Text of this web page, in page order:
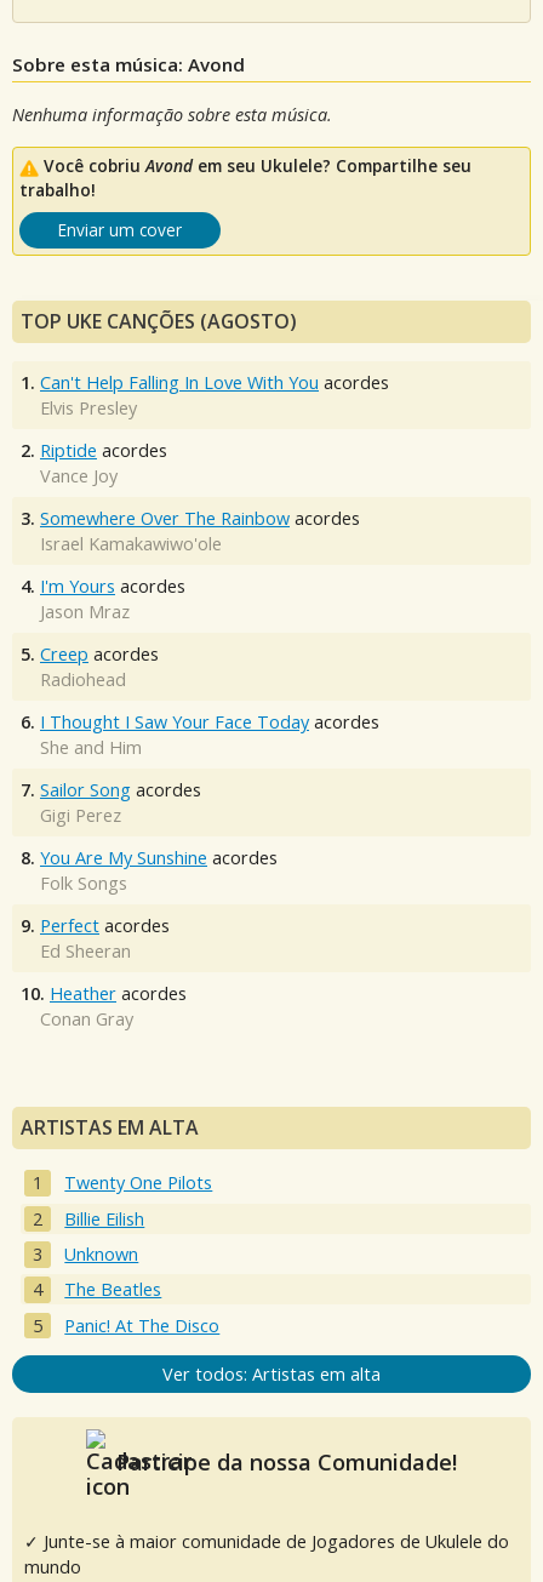
Sobre esta música: Avond
Nenhuma informação sobre esta música.
Você cobriuAvondem seu Ukulele? Compartilhe seu
trabalho!
Enviar um cover
TOP UKE CANÇÕES (AGOSTO)
1. Can't Help Falling In Love With You acordes
Elvis Presley
2. Riptide acordes
Vance Joy
3. Somewhere Over The Rainbow acordes
Israel Kamakawiwo'ole
4. I'm Yours acordes
Jason Mraz
5. Creep acordes
Radiohead
6. I Thought I Saw Your Face Today acordes
She and Him
7. Sailor Song acordes
Gigi Perez
8. You Are My Sunshine acordes
Folk Songs
9. Perfect acordes
Ed Sheeran
10. Heather acordes
Conan Gray
ARTISTAS EM ALTA
Twenty One Pilots
Billie Eilish
Unknown
The Beatles
Panic! At The Disco
Ver todos: Artistas em alta
Participe da nossa Comunidade!
✓ Junte-se à maior comunidade de Jogadores de Ukulele do
mundo